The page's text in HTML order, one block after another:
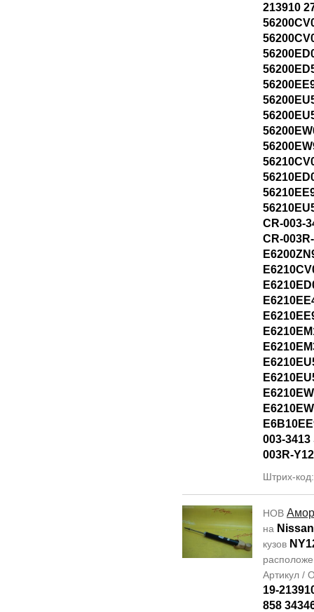
213910
CR-003-
CR-
003-3413
003R-Y12
Штрих-
НОВ
на
кузов
Артикул /
19-
858